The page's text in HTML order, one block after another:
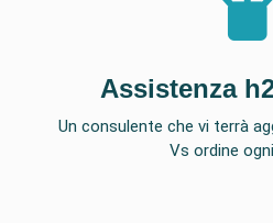
Assistenza
Un consulente che vi terrà
Vs ordine